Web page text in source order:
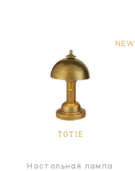
NEW
TOTIE
Настольная лампа